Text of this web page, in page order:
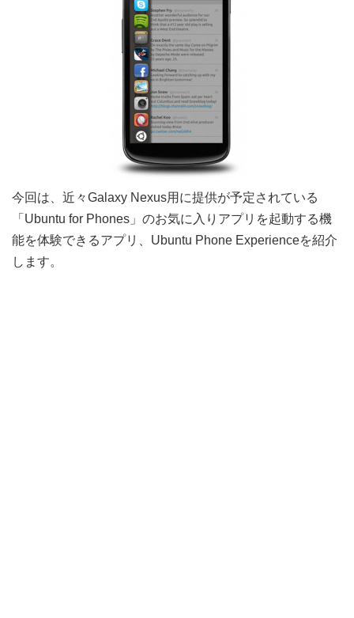
今回は、近々Galaxy Nexus用に提供が予定されている
「Ubuntu for Phones」のお気に入りアプリを起動する機
能を体験できるアプリ、Ubuntu Phone Experienceを紹介
します。